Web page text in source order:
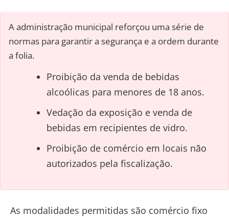
A administração municipal reforçou uma série de
normas para garantir a segurança e a ordem durante
a folia.
Proibição da venda de bebidas
alcoólicas para menores de 18 anos.
Vedação da exposição e venda de
bebidas em recipientes de vidro.
Proibição de comércio em locais não
autorizados pela fiscalização.
As modalidades permitidas são comércio fixo